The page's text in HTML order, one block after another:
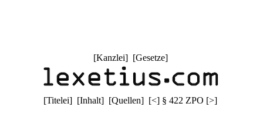
[Kanzlei] [Gesetze]
[Titelei] [Inhalt] [Quellen] [<] § 422 ZPO [>]